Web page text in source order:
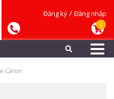
Đăng ký / Đăng nhập
0
Canon